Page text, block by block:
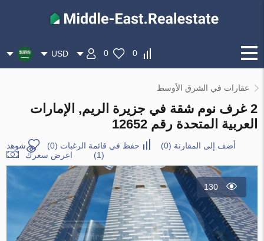
0
0
USD
عقارات في الشرق الأوسط
2 غرف نوم شقة في جزيرة الريم, الإمارات
العربية المتحدة رقم 12652
أضف إلى المقارنة (
0
) حفظ في قائمة الرغبات (
0
)
شوهد
(1)
اعرض سعرك
130